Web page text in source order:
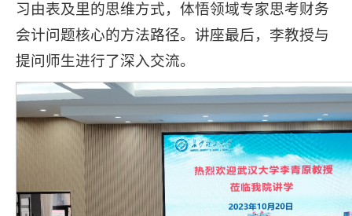
习由表及里的思维方式，体悟领域专家思考财务
会计问题核心的方法路径。讲座最后，李教授与
提问师生进行了深入交流。